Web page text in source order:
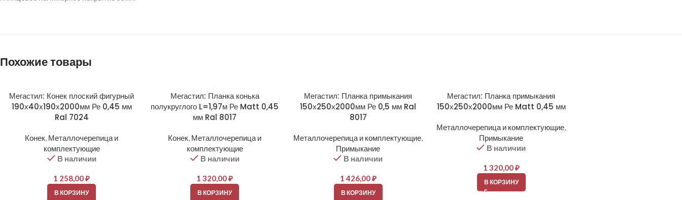
Похожие товары
Мегастил: Конек плоский фигурный
190х40х190х2000мм Ре 0,45 мм
Ral 7024
Конек, Металлочерепица и
комплектующие
В наличии
1 258,00₽
В КОРЗИНУ
Мегастил: Планка конька
полукруглого L=1,97м Ре Matt 0,45
мм Ral 8017
Конек, Металлочерепица и
комплектующие
В наличии
1 320,00₽
В КОРЗИНУ
Мегастил: Планка примыкания
150х250х2000мм Ре 0,5 мм Ral
8017
Металлочерепица и комплектующие,
Примыкание
В наличии
1 426,00₽
В КОРЗИНУ
Мегастил: Планка примыкания
150х250х2000мм Ре Matt 0,45 мм
Металлочерепица и комплектующие,
Примыкание
В наличии
1 320,00₽
В КОРЗИНУ